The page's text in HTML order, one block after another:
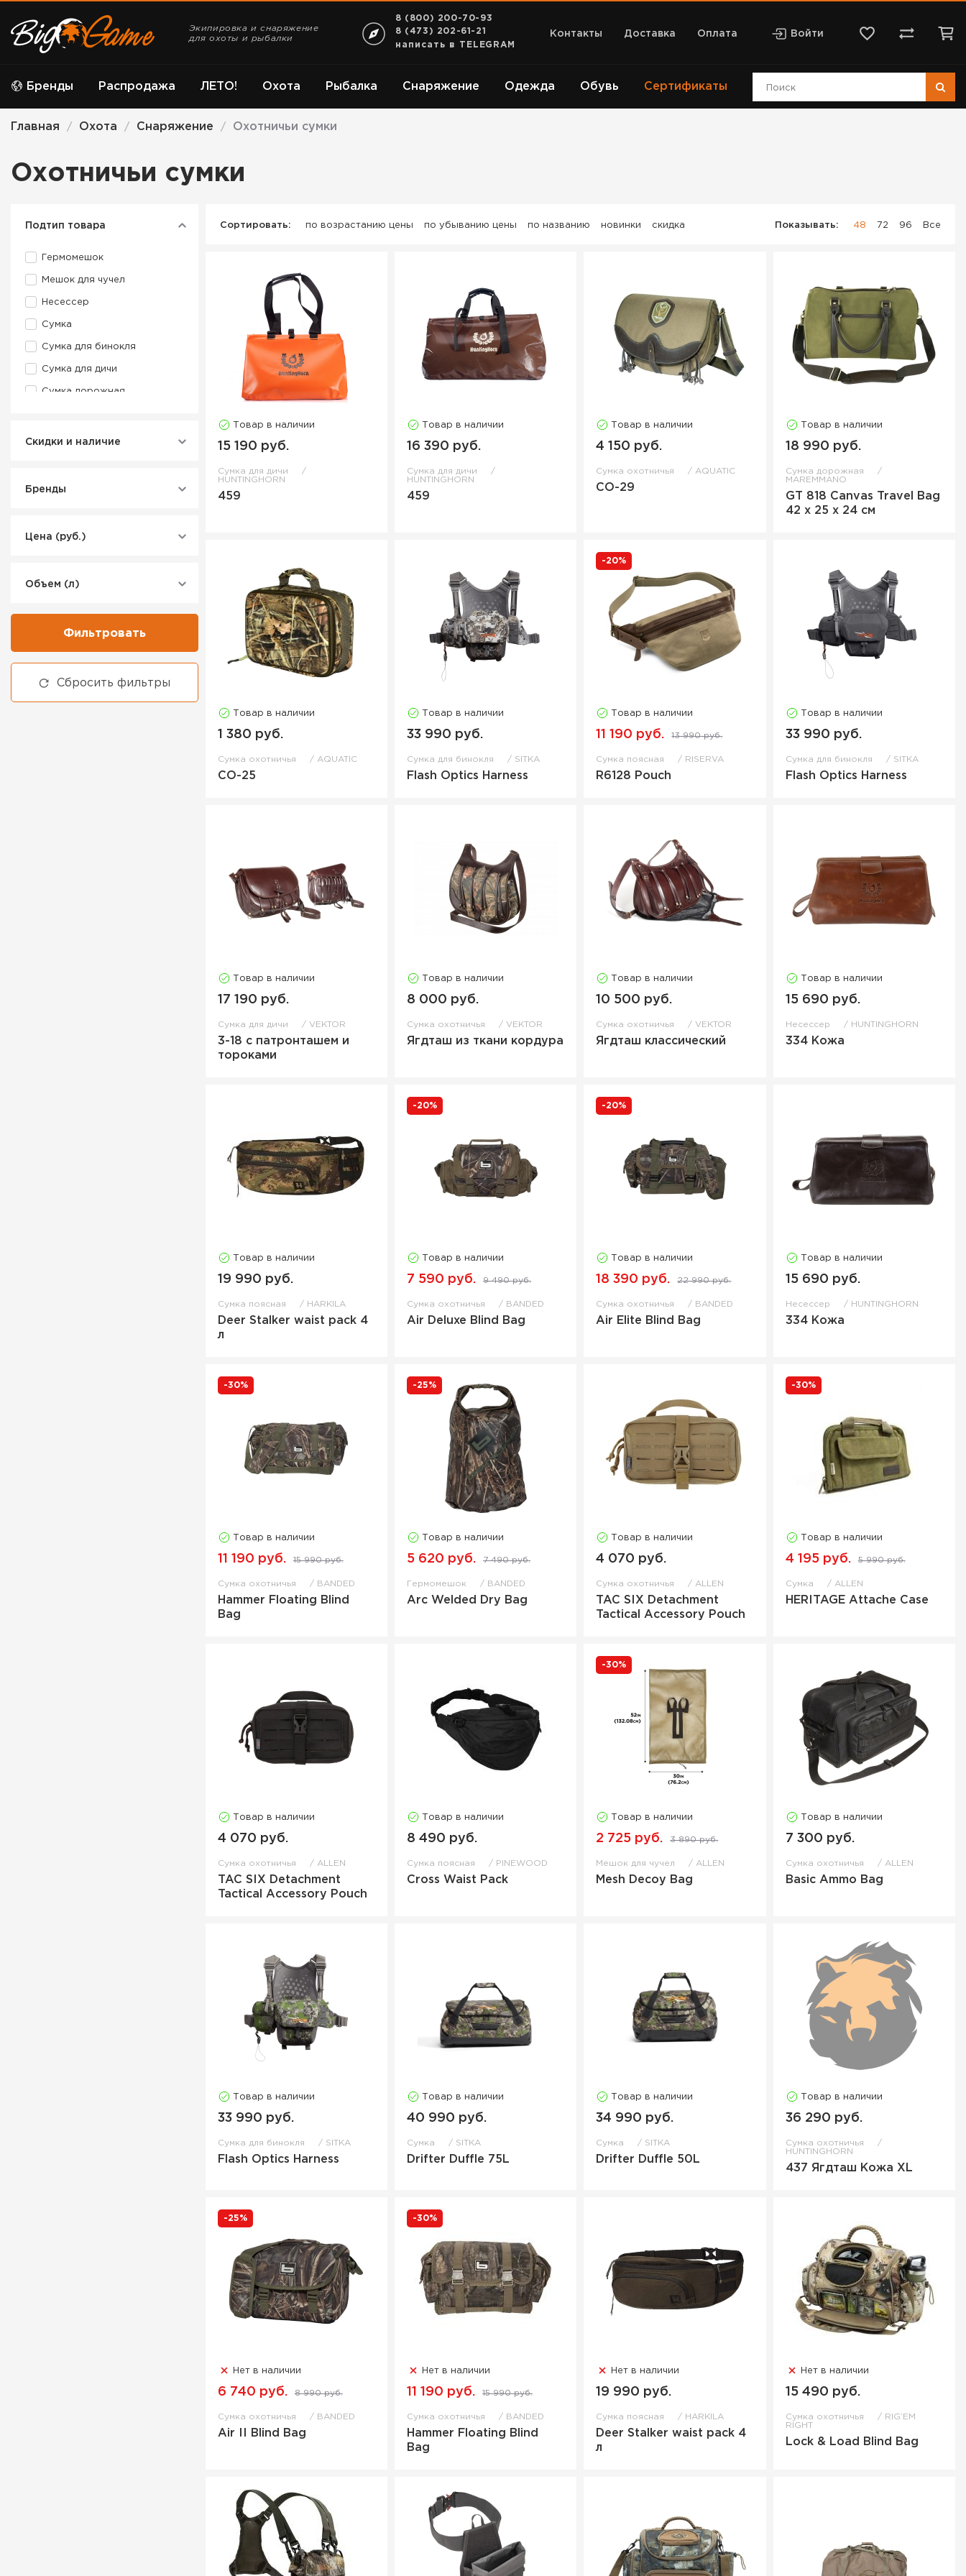
Экипировка и снаряжение
для охоты и рыбалки
8 (800) 200-70-93
8 (473) 202-61-21
написать в TELEGRAM
Контакты Доставка Оплата Войти
Бренды ЛЕТО! Охота Рыбалка Снаряжение Одежда Обувь
Распродажа Сертификаты
Главная / Охота / Снаряжение / Охотничьи сумки
Охотничьи сумки
Подтип товара
Гермомешок
Мешок для чучел
Несессер
Сумка
Сумка для бинокля
Сумка для дичи
Сумка дорожная
Скидки и наличие
Бренды
Цена (руб.)
Объем (л)
Фильтровать
Сбросить фильтры
Сортировать: по возрастанию цены по убыванию цены по названию новинки скидка Показывать: 48 72 96 Все
Товар в наличии
15 190 руб.
Сумка для дичи
HUNTINGHORN
459
Товар в наличии
16 390 руб.
Сумка для дичи
HUNTINGHORN
459
Товар в наличии
4 150 руб.
Сумка охотничья AQUATIC
СО-29
Товар в наличии
18 990 руб.
Сумка дорожная
MAREMMANO
GT 818 Canvas Travel Bag
42 х 25 х 24 см
Товар в наличии
1 380 руб.
Сумка охотничья AQUATIC
СО-25
Товар в наличии
33 990 руб.
Сумка для бинокля SITKA
Flash Optics Harness
-20%
Товар в наличии
11 190 руб. 13 990 руб.
Сумка поясная RISERVA
R6128 Pouch
Товар в наличии
33 990 руб.
Сумка для бинокля SITKA
Flash Optics Harness
Товар в наличии
17 190 руб.
Сумка для дичи VEKTOR
3-18 с патронташем и
тороками
Товар в наличии
8 000 руб.
Сумка охотничья VEKTOR
Ягдташ из ткани кордура
Товар в наличии
10 500 руб.
Сумка охотничья VEKTOR
Ягдташ классический
Товар в наличии
15 690 руб.
Несессер HUNTINGHORN
334 Кожа
Товар в наличии
19 990 руб.
Сумка поясная HARKILA
Deer Stalker waist pack 4
л
-20%
Товар в наличии
7 590 руб. 9 490 руб.
Сумка охотничья BANDED
Air Deluxe Blind Bag
-20%
Товар в наличии
18 390 руб. 22 990 руб.
Сумка охотничья BANDED
Air Elite Blind Bag
Товар в наличии
15 690 руб.
Несессер HUNTINGHORN
334 Кожа
-30%
Товар в наличии
11 190 руб. 15 990 руб.
Сумка охотничья BANDED
Hammer Floating Blind
Bag
-25%
Товар в наличии
5 620 руб. 7 490 руб.
Гермомешок BANDED
Arc Welded Dry Bag
Товар в наличии
4 070 руб.
Сумка охотничья ALLEN
TAC SIX Detachment
Tactical Accessory Pouch
-30%
Товар в наличии
4 195 руб. 5 990 руб.
Сумка ALLEN
HERITAGE Attache Case
Товар в наличии
4 070 руб.
Сумка охотничья ALLEN
TAC SIX Detachment
Tactical Accessory Pouch
Товар в наличии
8 490 руб.
Сумка поясная PINEWOOD
Cross Waist Pack
-30%
Товар в наличии
2 725 руб. 3 890 руб.
Мешок для чучел ALLEN
Mesh Decoy Bag
Товар в наличии
7 300 руб.
Сумка охотничья ALLEN
Basic Ammo Bag
Товар в наличии
33 990 руб.
Сумка для бинокля SITKA
Flash Optics Harness
Товар в наличии
40 990 руб.
Сумка SITKA
Drifter Duffle 75L
Товар в наличии
34 990 руб.
Сумка SITKA
Drifter Duffle 50L
Товар в наличии
36 290 руб.
Сумка охотничья
HUNTINGHORN
437 Ягдташ Кожа XL
-25%
Нет в наличии
6 740 руб. 8 990 руб.
Сумка охотничья BANDED
Air II Blind Bag
-30%
Нет в наличии
11 190 руб. 15 990 руб.
Сумка охотничья BANDED
Hammer Floating Blind
Bag
Нет в наличии
19 990 руб.
Сумка поясная HARKILA
Deer Stalker waist pack 4
л
Нет в наличии
15 490 руб.
Сумка охотничья
RIG’EM
RIGHT
Lock & Load Blind Bag